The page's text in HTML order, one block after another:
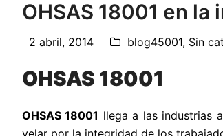
OHSAS 18001 en
2 abril, 2014 blog45001, Sin
OHSAS 18001
OHSAS 18001 llega a las industrias